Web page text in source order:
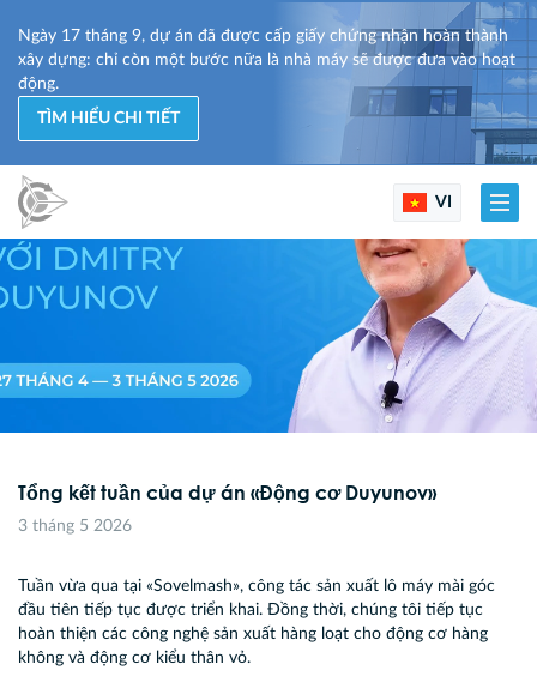
Ngày 17 tháng 9, dự án đã được cấp giấy chứng nhận hoàn thành
xây dựng: chỉ còn một bước nữa là nhà máy sẽ được đưa vào hoạt
động.
TÌM HIỂU CHI TIẾT
VI
Tổng kết tuần của dự án «Động cơ Duyunov»
3 tháng 5 2026
Tuần vừa qua tại «Sovelmash», công tác sản xuất lô máy mài góc
đầu tiên tiếp tục được triển khai. Đồng thời, chúng tôi tiếp tục
hoàn thiện các công nghệ sản xuất hàng loạt cho động cơ hàng
không và động cơ kiểu thân vỏ.